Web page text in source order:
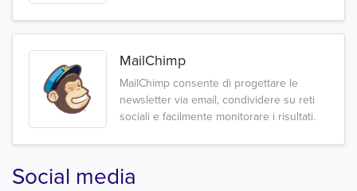
MailChimp
MailChimp consente di progettare le
newsletter via email, condividere su reti
sociali e facilmente monitorare i risultati.
Social media